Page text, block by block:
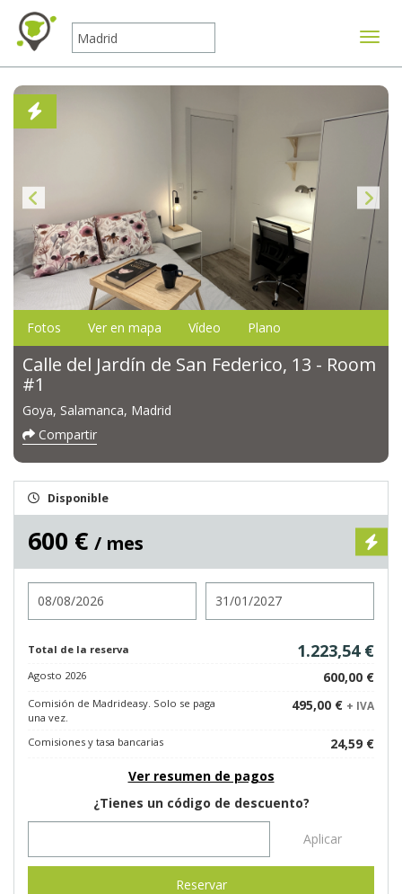
Fotos Ver en mapa Vídeo Plano
Calle del Jardín de San Federico, 13 - Room
#1
Goya, Salamanca, Madrid
Compartir
Disponible
600 € / mes
Total de la reserva 1.223,54 €
Agosto 2026 600,00 €
Comisión de Madrideasy. Solo se paga
una vez.
495,00 € + IVA
Comisiones y tasa bancarias
24,59 €
Ver resumen de pagos
¿Tienes un código de descuento?
Aplicar
Reservar